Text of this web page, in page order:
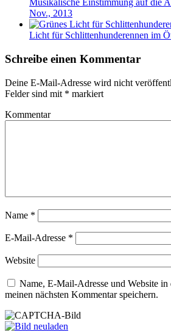
Musikalische Einstimmung auf die
Nov., 2013
Licht für Schlittenhunderennen im
Schreibe einen Kommentar
Deine E-Mail-Adresse wird nicht
Felder sind mit * markiert
Kommentar
Name *
E-Mail-Adresse *
Website
Name, E-Mail-Adresse und Website
meinen nächsten Kommentar speichern.